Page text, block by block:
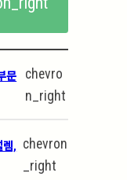
문
chevro
n_right
렘,
chevron
_right